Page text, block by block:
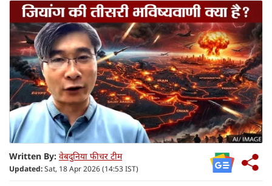
Written By: वेबदुनिया फीचर टीम
Updated:Sat, 18 Apr 2026 (14:53 IST)